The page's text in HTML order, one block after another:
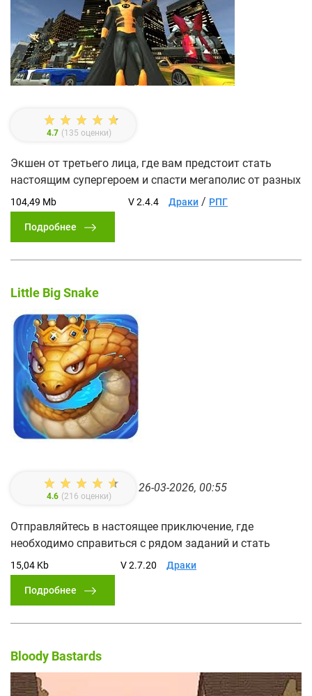
4.7 (135 оценки)
Экшен от третьего лица, где вам предстоит стать
настоящим супергероем и спасти мегаполис от разных
104,49 Mb V 2.4.4 Драки / РПГ
Подробнее
Little Big Snake
4.6 (216 оценки)
26-03-2026, 00:55
Отправляйтесь в настоящее приключение, где
необходимо справиться с рядом заданий и стать
15,04 Kb V 2.7.20 Драки
Подробнее
Bloody Bastards